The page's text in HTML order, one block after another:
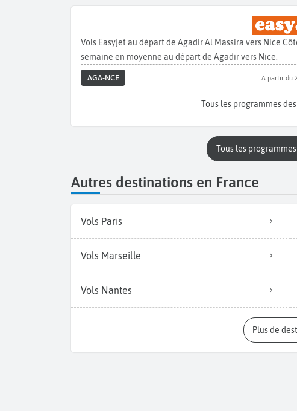
Vols Easyjet au départ de Agadir Al Massira vers Nice
semaine en moyenne au départ de Agadir vers Nice.
AGA-NCE A partir du
Tous les programmes
Tous les
Autres destinations en France
Vols Paris
Vols Marseille
Vols Nantes
Plus de